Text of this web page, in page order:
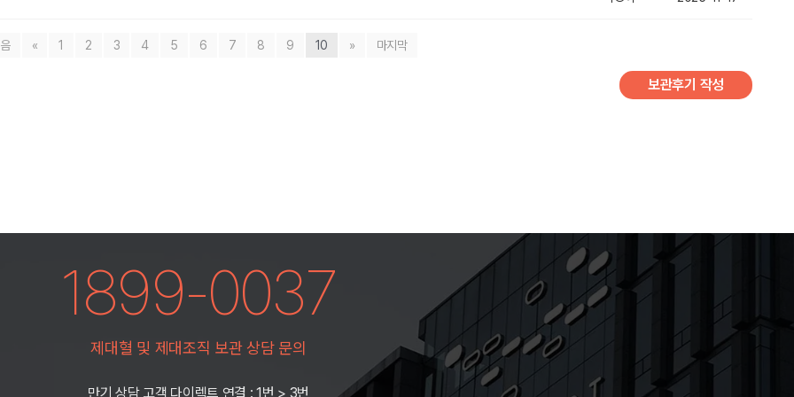
« 1 2 3 4 5 6 7 8 9 10 » 마지막
보관후기 작성
1899-0037
제대혈 및 제대조직 보관 상담 문의
만기 상담 고객 다이렉트 연결 : 1번 > 3번